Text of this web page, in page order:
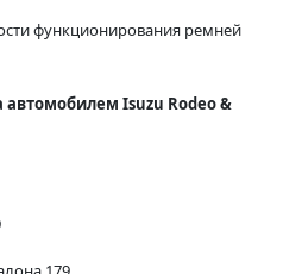
функционирования ремней
автомобилем Isuzu Rodeo &